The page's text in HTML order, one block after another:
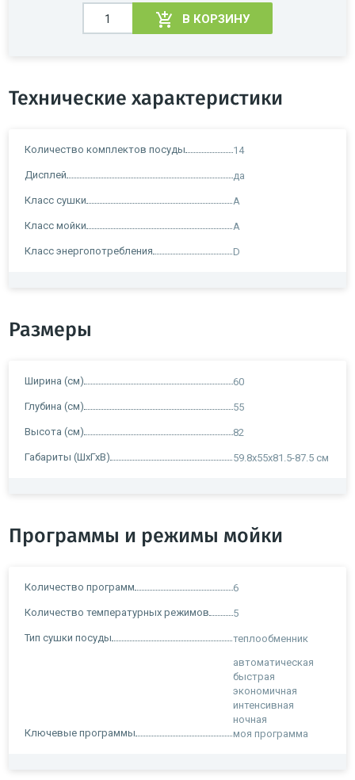
В КОРЗИНУ
Технические характеристики
Количество комплектов посуды 14
Дисплей да
Класс сушки A
Класс мойки A
Класс энергопотребления D
Размеры
Ширина (см) 60
Глубина (см) 55
Высота (см) 82
Габариты (ШхГхВ) 59.8x55x81.5-87.5 см
Программы и режимы мойки
Количество программ 6
Количество температурных режимов 5
Тип сушки посуды теплообменник
Ключевые программы
автоматическая
быстрая
экономичная
интенсивная
ночная
моя программа